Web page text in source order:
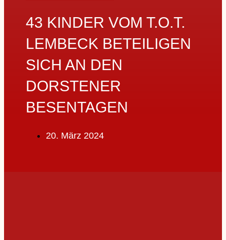
43 KINDER VOM T.O.T.
LEMBECK BETEILIGEN
SICH AN DEN
DORSTENER
BESENTAGEN
20. März 2024